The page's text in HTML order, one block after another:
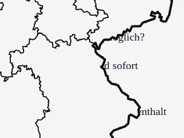
Aufnahme realistisch möglich?
und Informationen sind sofort
nach dem befristeten Aufenthalt